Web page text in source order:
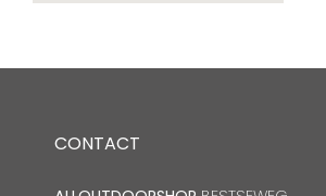
CONTACT